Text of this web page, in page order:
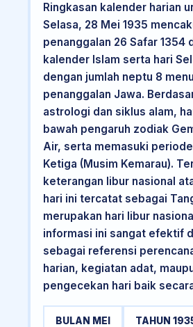
Ringkasan kalender harian
Selasa, 28 Mei 1935
penanggalan 26 Safar 1354
kalender Islam serta hari
dengan jumlah neptu 8
penanggalan Jawa.
astrologi dan siklus alam,
bawah pengaruh zodiak
Air, serta memasuki
Ketiga (Musim Kemarau).
keterangan libur nasional
hari ini tercatat sebagai
merupakan hari libur
informasi ini sangat efektif
sebagai referensi
harian, kegiatan adat,
pengecekan hari baik
BULAN MEI TAHUN